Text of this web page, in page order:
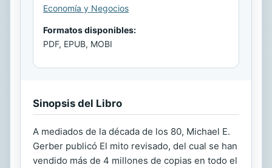
Economía y Negocios
Formatos disponibles:
PDF, EPUB, MOBI
Sinopsis del Libro
A mediados de la década de los 80, Michael E.
Gerber publicó El mito revisado, del cual se han
vendido más de 4 millones de copias en todo el